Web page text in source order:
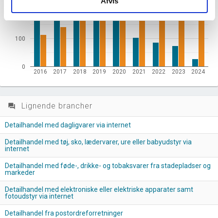
2016 2017 2018 2019 2020 2021 2022 2023 2024
0
100
question_answer Lignende brancher
Detailhandel med dagligvarer via internet
Detailhandel med tøj, sko, lædervarer, ure eller babyudstyr via
internet
Detailhandel med føde-, drikke- og tobaksvarer fra stadepladser og
markeder
Detailhandel med elektroniske eller elektriske apparater samt
fotoudstyr via internet
Detailhandel fra postordreforretninger